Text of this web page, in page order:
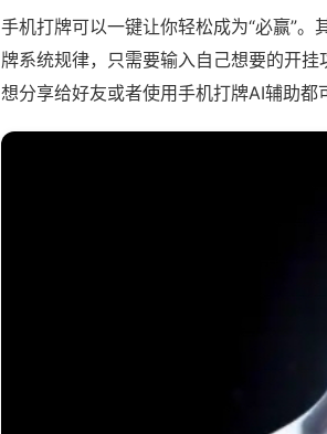
手机打牌可以一键让你轻松成为“必赢”
牌系统规律，只需要输入自己想要的开
想分享给好友或者使用手机打牌AI辅助都